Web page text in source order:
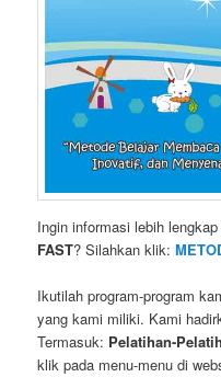
Ingin informasi lebih
FAST? Silahkan klik:
Ikutilah program-program
yang kami miliki. Kami
Termasuk: Pelatihan-
klik pada menu-menu di